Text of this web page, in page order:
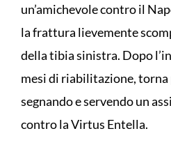
un’amichevole contro il
la frattura lievemente
della tibia sinistra. Dopo
mesi di riabilitazione,
segnando e servendo un
contro la Virtus Entella.